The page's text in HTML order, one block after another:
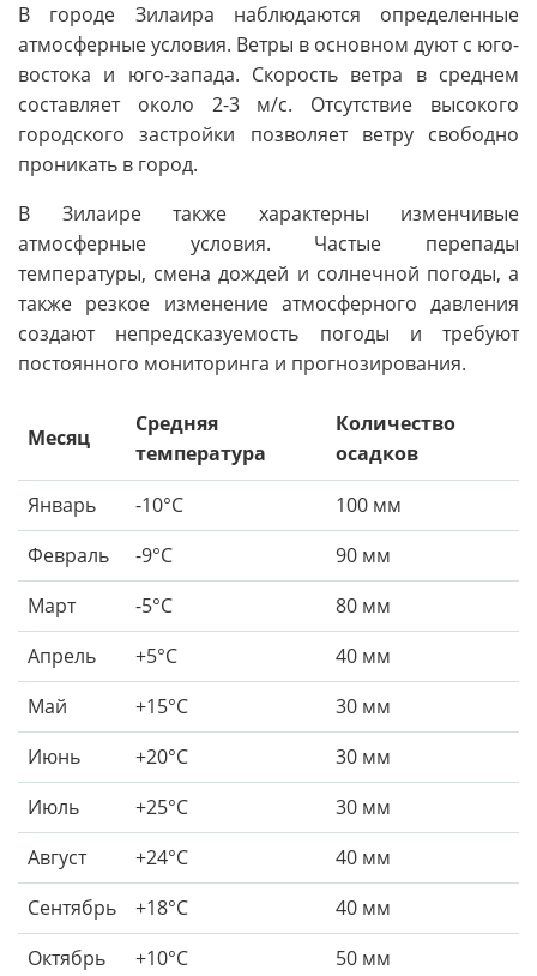
В городе Зилаира наблюдаются определенные
атмосферные условия. Ветры в основном дуют с юго-
востока и юго-запада. Скорость ветра в среднем
составляет около 2-3 м/с. Отсутствие высокого
городского застройки позволяет ветру свободно
проникать в город.
В Зилаире также характерны изменчивые
атмосферные условия. Частые перепады
температуры, смена дождей и солнечной погоды, а
также резкое изменение атмосферного давления
создают непредсказуемость погоды и требуют
постоянного мониторинга и прогнозирования.
Месяц
Средняя
температура
Количество
осадков
Январь
-10°C
100 мм
Февраль
-9°C
90 мм
Март
-5°C
80 мм
Апрель
+5°C
40 мм
Май
+15°C
30 мм
Июнь
+20°C
30 мм
Июль
+25°C
30 мм
Август
+24°C
40 мм
Сентябрь
+18°C
40 мм
Октябрь
+10°C
50 мм